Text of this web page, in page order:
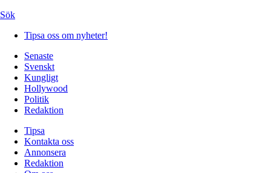
Sök
Tipsa oss om nyheter!
Senaste
Svenskt
Kungligt
Hollywood
Politik
Redaktion
Tipsa
Kontakta oss
Annonsera
Redaktion